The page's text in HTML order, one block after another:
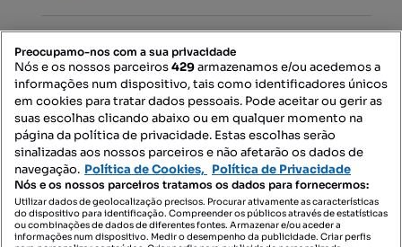
Mapa do Site
Contacte-nos
SIGA-NOS:
Preocupamo-nos com a sua privacidade
Nós e os nossos parceiros429armazenamos e/ou acedemos a
informações num dispositivo, tais como identificadores únicos
em cookies para tratar dados pessoais. Pode aceitar ou gerir as
suas escolhas clicando abaixo ou em qualquer momento na
página da política de privacidade. Estas escolhas serão
sinalizadas aos nossos parceiros e não afetarão os dados de
navegação. Política de Cookies, Política de Privacidade
Nós e os nossos parceiros tratamos os dados para fornecermos:
Utilizar dados de geolocalização precisos. Procurar ativamente as características
do dispositivo para identificação. Compreender os públicos através de estatísticas
ou combinações de dados de diferentes fontes. Armazenar e/ou aceder a
informações num dispositivo. Medir o desempenho da publicidade. Criar perfis